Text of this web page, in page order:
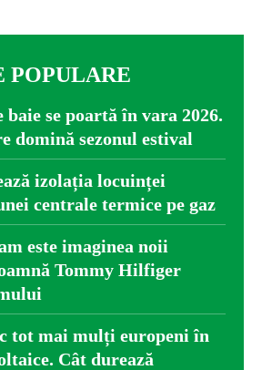
POPULARE
baie se poartă în vara 2026.
domină sezonul estival
izolația locuinței
centrale termice pe gaz
este imaginea noii
Tommy Hilfiger
tot mai mulți europeni în
Cât durează